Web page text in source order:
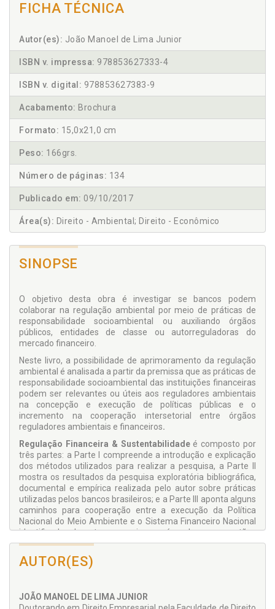
FICHA TÉCNICA
Autor(es): João Manoel de Lima Junior
ISBN v. impressa: 978853627333-4
ISBN v. digital: 978853627383-9
Acabamento: Brochura
Formato: 15,0x21,0 cm
Peso: 166grs.
Número de páginas: 134
Publicado em: 09/10/2017
Área(s): Direito - Ambiental; Direito - Econômico
SINOPSE
O objetivo desta obra é investigar se bancos podem
colaborar na regulação ambiental por meio de práticas de
responsabilidade socioambiental ou auxiliando órgãos
públicos, entidades de classe ou autorreguladoras do
mercado financeiro.
Neste livro, a possibilidade de aprimoramento da regulação
ambiental é analisada a partir da premissa que as práticas de
responsabilidade socioambiental das instituições financeiras
podem ser relevantes ou úteis aos reguladores ambientais
na concepção e execução de políticas públicas e o
incremento na cooperação intersetorial entre órgãos
reguladores ambientais e financeiros.
Regulação Financeira & Sustentabilidade é composto por
três partes: a Parte I compreende a introdução e explicação
dos métodos utilizados para realizar a pesquisa, a Parte II
mostra os resultados da pesquisa exploratória bibliográfica,
documental e empírica realizada pelo autor sobre práticas
utilizadas pelos bancos brasileiros; e a Parte III aponta alguns
caminhos para cooperação entre a execução da Política
Nacional do Meio Ambiente e o Sistema Financeiro Nacional
identificados durante a pesquisa e reúne algumas questões
ligadas à relação entre regulação, meio ambiente e sistema
financeiro que não puderam ser respondidas.
AUTOR(ES)
JOÃO MANOEL DE LIMA JUNIOR